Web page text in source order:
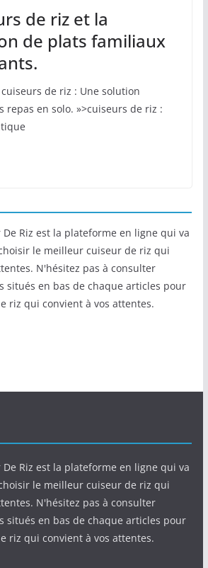
de riz et la
de plats familiaux
de riz : Une solution
repas en solo. »>cuiseurs de riz :
De Riz est la plateforme en ligne qui va
le meilleur cuiseur de riz qui
N'hésitez pas à consulter
situés en bas de chaque articles pour
riz qui convient à vos attentes.
De Riz est la plateforme en ligne qui va
le meilleur cuiseur de riz qui
N'hésitez pas à consulter
situés en bas de chaque articles pour
riz qui convient à vos attentes.